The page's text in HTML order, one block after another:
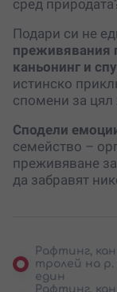
сред
Подари си не
преживявания
каньонинг и
истинско
спомени за цял
Сподели
семейство –
преживяване
да забравят
Рафтинг,
тролей на
един
Рафтинг,